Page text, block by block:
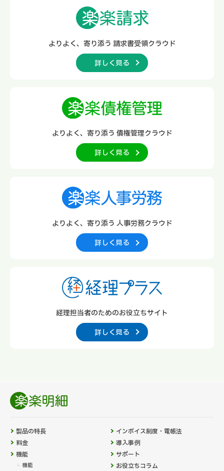
よりよく、寄り添う 請求書受領クラウド
詳しく見る
よりよく、寄り添う 債権管理クラウド
詳しく見る
よりよく、寄り添う 人事労務クラウド
詳しく見る
経理担当者のためのお役立ちサイト
詳しく見る
製品の特長
料金
機能
機能
インボイス制度・電帳法
導入事例
サポート
お役立ちコラム